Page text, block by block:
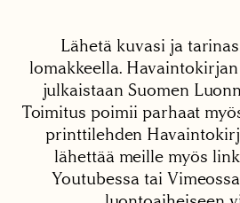
Lähetä kuvasi ja
lomakkeella.
julkaistaan Suomen
Toimitus poimii parhaat
printtilehden
lähettää meille myös
Youtubessa tai